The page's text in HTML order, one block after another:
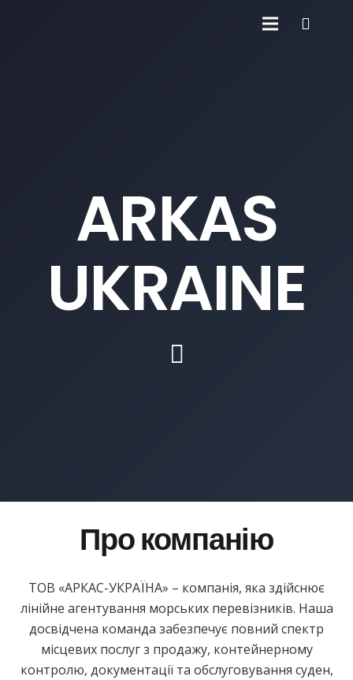
ARKAS
UKRAINE
Про компанію
ТОВ «АРКАС-УКРАЇНА» – компанія, яка здійснює
лінійне агентування морських перевізників. Наша
досвідчена команда забезпечує повний спектр
місцевих послуг з продажу, контейнерному
контролю, документації та обслуговування суден,